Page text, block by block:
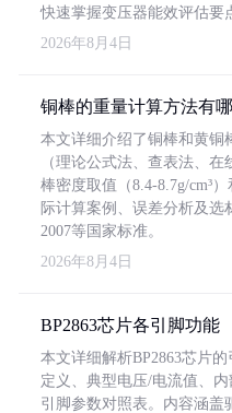
快速掌握变压器能效评估要
2026年8月4日
铜棒的重量计算方法有
本文详细介绍了铜棒和黄铜
（理论公式法、查表法、
棒密度取值（8.4-8.7g/cm³
际计算案例、误差分析及选
2007等国家标准。
2026年8月4日
BP2863芯片各引脚功能
本文详细解析BP2863芯片
定义、典型电压/电流值、
引脚参数对照表。内容涵盖